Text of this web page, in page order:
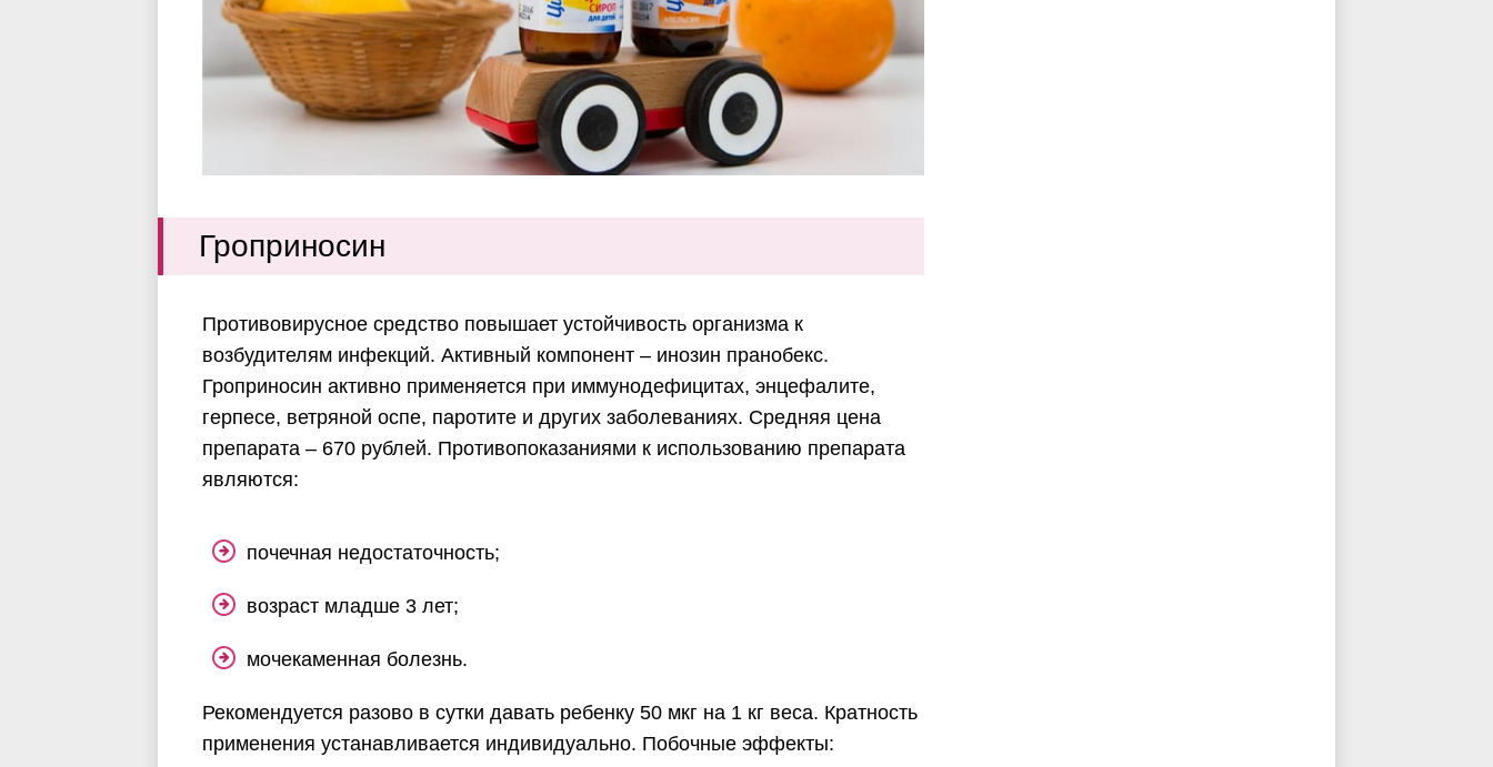
Гроприносин
Противовирусное средство повышает устойчивость организма к
возбудителям инфекций. Активный компонент – инозин пранобекс.
Гроприносин активно применяется при иммунодефицитах, энцефалите,
герпесе, ветряной оспе, паротите и других заболеваниях. Средняя цена
препарата – 670 рублей. Противопоказаниями к использованию препарата
являются:
почечная недостаточность;
возраст младше 3 лет;
мочекаменная болезнь.
Рекомендуется разово в сутки давать ребенку 50 мкг на 1 кг веса. Кратность
применения устанавливается индивидуально. Побочные эффекты: